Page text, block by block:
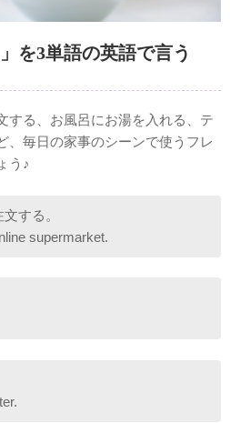
を3単語の英語で言う
する、お風呂にお湯を入れる、テ
毎日の家事のシーンで使うフレ
う♪
する。
supermarket.